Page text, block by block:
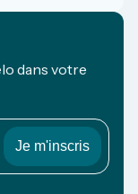
dans votre